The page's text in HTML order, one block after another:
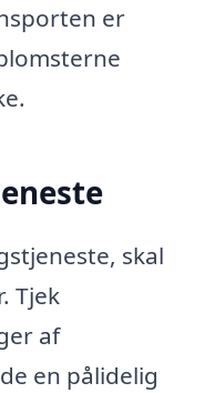
er
skal
Tjek
af
en pålidelig